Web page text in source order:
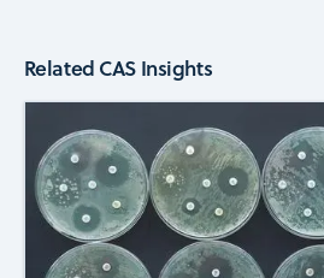
Related CAS Insights